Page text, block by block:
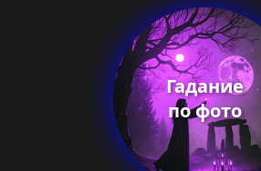
Гадание
по фото